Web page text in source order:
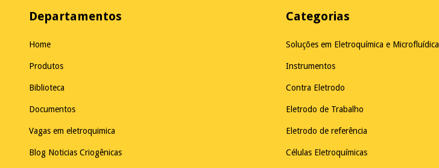
Departamentos
Home
Produtos
Biblioteca
Documentos
Vagas em eletroquimica
Blog Noticias Criogênicas
Categorias
Soluções em Eletroquímica e Microfluídica
Instrumentos
Contra Eletrodo
Eletrodo de Trabalho
Eletrodo de referência
Células Eletroquímicas